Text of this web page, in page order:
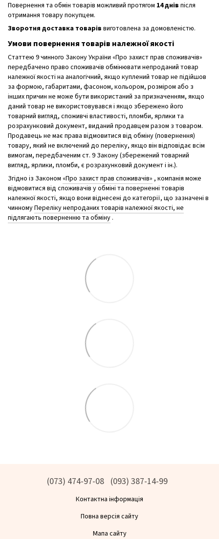
Повернення та обмін товарів можливий протягом 14 днів після
отримання товару покупцем.
Зворотня доставка товарів виготовлена ​​за домовленістю.
Умови повернення товарів належної якості
Статтею 9 чинного Закону України «Про захист прав споживачів»
передбачено право споживачів обмінювати непроданий товар
належної якості на аналогічний, якщо куплений товар не підійшов
за формою, габаритами, фасоном, кольором, розміром або з
інших причин не може бути використаний за призначенням, якщо
даний товар не використовувався і якщо збережено його
товарний вигляд, споживчі властивості, пломби, ярлики та
розрахунковий документ, виданий продавцем разом з товаром.
Продавець не має права відмовитися від обміну (повернення)
товару, який не включений до переліку, якщо він відповідає всім
вимогам, передбаченим ст. 9 Закону (збережений товарний
вигляд, ярлики, пломби, є розрахунковий документ і ін.).
Згідно із Законом «Про захист прав споживачів» , компанія може
відмовитися від споживачів у обміні та поверненні товарів
належної якості, якщо вони віднесені до категорії, що зазначені в
чинномуПереліку непроданих товарів належної якості, не
підлягають поверненню та обміну .
(073) 474-97-08 (093) 387-14-99
Контактна інформація
Повна версія сайту
Мапа сайту